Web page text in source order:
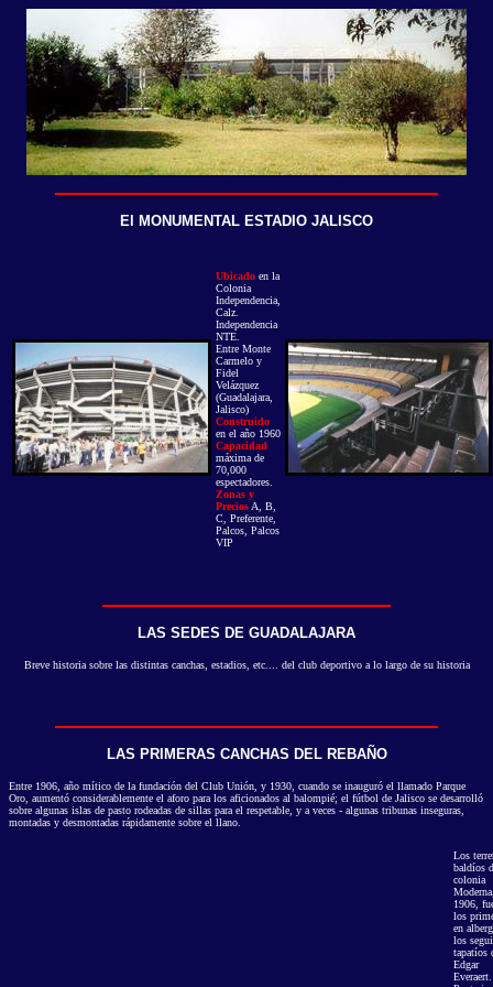
El MONUMENTAL ESTADIO JALISCO
Ubicado en la
Colonia
Independencia,
Calz.
Independencia
NTE.
Entre Monte
Carmelo y
Fidel
Velázquez
(Guadalajara,
Jalisco)
Construido
en el año 1960
Capacidad
máxima de
70,000
espectadores.
Zonas y
Precios A, B,
C, Preferente,
Palcos, Palcos
VIP
LAS SEDES DE GUADALAJARA
Breve historia sobre las distintas canchas, estadios, etc.... del club deportivo a lo largo de su historia
LAS PRIMERAS CANCHAS DEL REBAÑO
Entre 1906, año mítico de la fundación del Club Unión, y 1930, cuando se inauguró el llamado Parque
Oro, aumentó considerablemente el aforo para los aficionados al balompié; el fútbol de Jalisco se desarrolló
sobre algunas islas de pasto rodeadas de sillas para el respetable, y a veces - algunas tribunas inseguras,
montadas y desmontadas rápidamente sobre el llano.
Los
baldíos
colonia
1906,
los
en
los
tapatíos
Edgar
Everaert.